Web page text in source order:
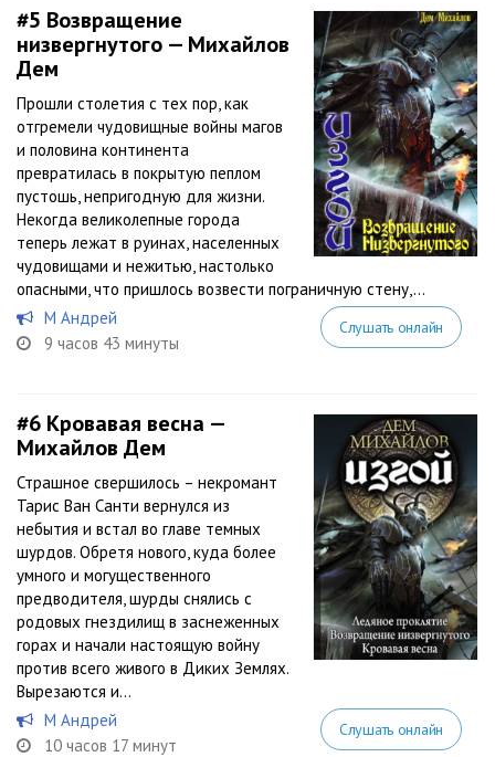
#5 Возвращение
низвергнутого — Михайлов
Дем
Прошли столетия с тех пор, как
отгремели чудовищные войны магов
и половина континента
превратилась в покрытую пеплом
пустошь, непригодную для жизни.
Некогда великолепные города
теперь лежат в руинах, населенных
чудовищами и нежитью, настолько
опасными, что пришлось возвести пограничную стену,...
М Андрей
9 часов 43 минуты
Слушать онлайн
#6 Кровавая весна —
Михайлов Дем
Страшное свершилось – некромант
Тарис Ван Санти вернулся из
небытия и встал во главе темных
шурдов. Обретя нового, куда более
умного и могущественного
предводителя, шурды снялись с
родовых гнездилищ в заснеженных
горах и начали настоящую войну
против всего живого в Диких Землях.
Вырезаются и...
М Андрей
10 часов 17 минут
Слушать онлайн